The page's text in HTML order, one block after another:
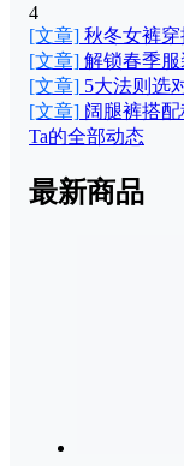
4
[文章] 秋冬女裤
[文章] 解锁春季
[文章] 5大法则选
[文章] 阔腿裤搭
Ta的全部动态
最新商品